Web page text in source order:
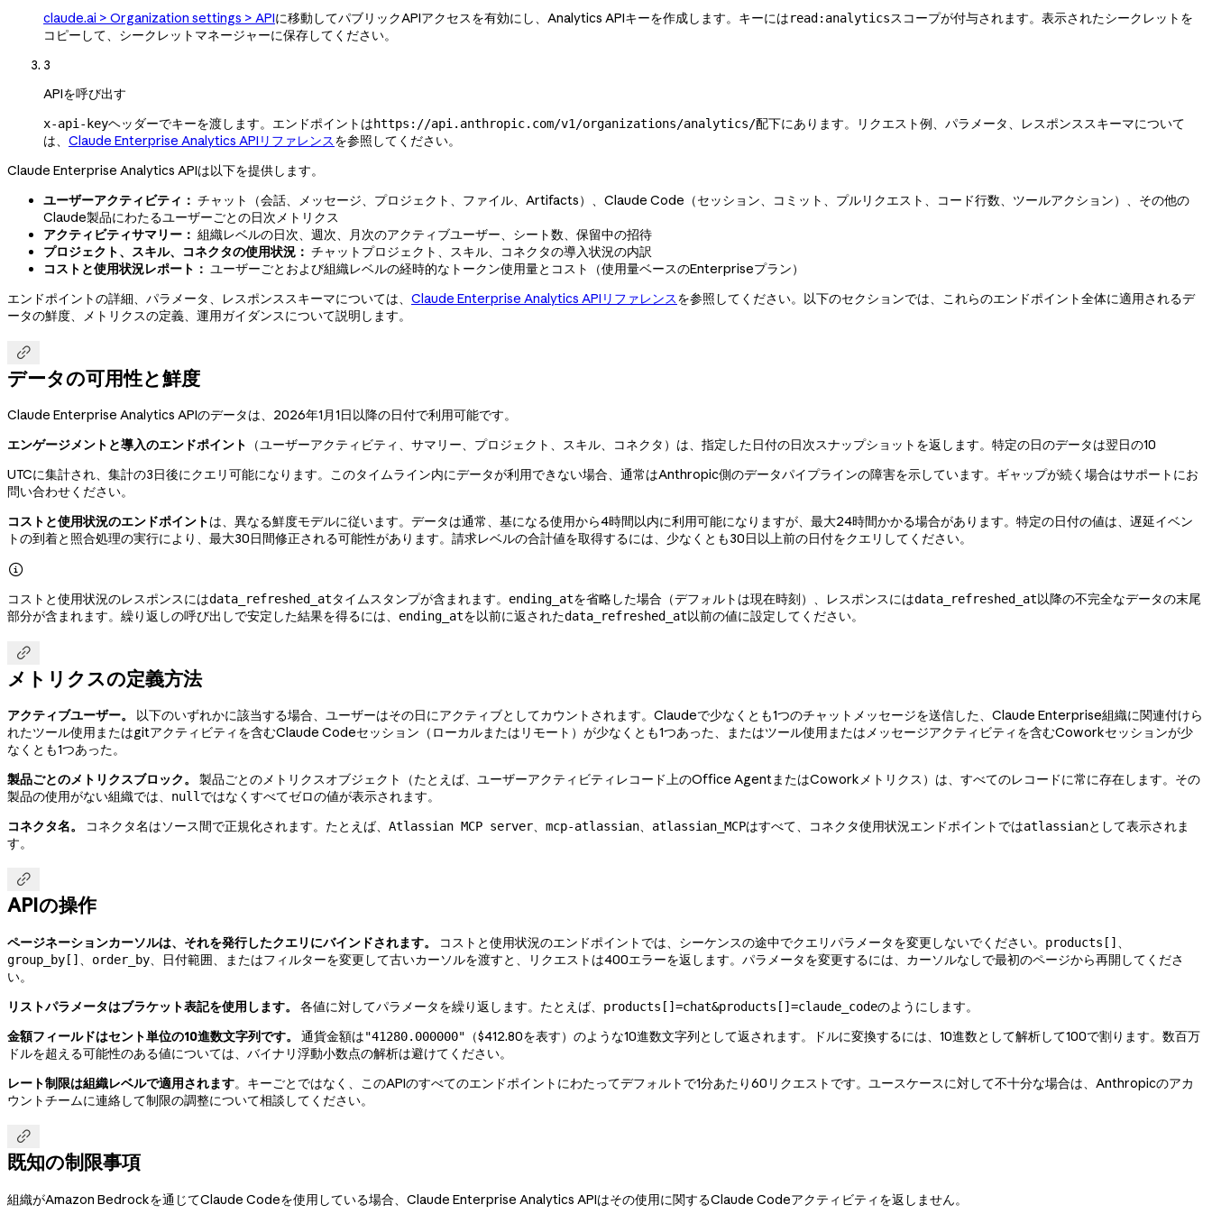
claude.ai > Organization settings > APIに移動してパブリックAPIアクセスを有効にし、Analytics APIキーを作成します。キーにはread:analyticsスコープが付与されます。表示されたシークレットを
コピーして、シークレットマネージャーに保存してください。
3
APIを呼び出す
x-api-keyヘッダーでキーを渡します。エンドポイントはhttps://api.anthropic.com/v1/organizations/analytics/配下にあります。リクエスト例、パラメータ、レスポンススキーマについて
は、 Claude Enterprise Analytics APIリファレンスを参照してください。
Claude Enterprise Analytics APIは以下を提供します。
ユーザーアクティビティ： チャット（会話、メッセージ、プロジェクト、ファイル、Artifacts）、Claude Code（セッション、コミット、プルリクエスト、コード行数、ツールアクション）、その他の
Claude製品にわたるユーザーごとの日次メトリクス
アクティビティサマリー： 組織レベルの日次、週次、月次のアクティブユーザー、シート数、保留中の招待
プロジェクト、スキル、コネクタの使用状況： チャットプロジェクト、スキル、コネクタの導入状況の内訳
コストと使用状況レポート： ユーザーごとおよび組織レベルの経時的なトークン使用量とコスト（使用量ベースのEnterpriseプラン）
エンドポイントの詳細、パラメータ、レスポンススキーマについては、 Claude Enterprise Analytics APIリファレンスを参照してください。以下のセクションでは、これらのエンドポイント全体に適用されるデ
ータの鮮度、メトリクスの定義、運用ガイダンスについて説明します。

データの可用性と鮮度
Claude Enterprise Analytics APIのデータは、2026年1月1日以降の日付で利用可能です。
エンゲージメントと導入のエンドポイント
（ユーザーアクティビティ、サマリー、プロジェクト、スキル、コネクタ）は、指定した日付の日次スナップショットを返します。特定の日のデータは翌日の10
UTCに集計され、集計の3日後にクエリ可能になります。このタイムライン内にデータが利用できない場合、通常はAnthropic側のデータパイプラインの障害を示しています。ギャップが続く場合はサポートにお
問い合わせください。
コストと使用状況のエンドポイントは、異なる鮮度モデルに従います。データは通常、基になる使用から4時間以内に利用可能になりますが、最大24時間かかる場合があります。特定の日付の値は、遅延イベン
トの到着と照合処理の実行により、最大30日間修正される可能性があります。請求レベルの合計値を取得するには、少なくとも30日以上前の日付をクエリしてください。

コストと使用状況のレスポンスにはdata_refreshed_atタイムスタンプが含まれます。 ending_atを省略した場合（デフォルトは現在時刻）、レスポンスにはdata_refreshed_at以降の不完全なデータの末尾
部分が含まれます。繰り返しの呼び出しで安定した結果を得るには、
ending_atを以前に返されたdata_refreshed_at以前の値に設定してください。

メトリクスの定義方法
アクティブユーザー。
以下のいずれかに該当する場合、ユーザーはその日にアクティブとしてカウントされます。Claudeで少なくとも1つのチャットメッセージを送信した、Claude Enterprise組織に関連付けら
れたツール使用またはgitアクティビティを含むClaude Codeセッション（ローカルまたはリモート）が少なくとも1つあった、またはツール使用またはメッセージアクティビティを含むCoworkセッションが少
なくとも1つあった。
製品ごとのメトリクスブロック。
製品ごとのメトリクスオブジェクト（たとえば、ユーザーアクティビティレコード上のOffice AgentまたはCoworkメトリクス）は、すべてのレコードに常に存在します。その
製品の使用がない組織では、
null ではなくすべてゼロの値が表示されます。
コネクタ名。
コネクタ名はソース間で正規化されます。たとえば、 Atlassian MCP server、 mcp-atlassian、 atlassian_MCPはすべて、コネクタ使用状況エンドポイントではatlassianとして表示されま
す。

APIの操作
ページネーションカーソルは、それを発行したクエリにバインドされます。 コストと使用状況のエンドポイントでは、シーケンスの途中でクエリパラメータを変更しないでください。 products[] 、
group_by[] 、 order_by、日付範囲、またはフィルターを変更して古いカーソルを渡すと、リクエストは400エラーを返します。パラメータを変更するには、カーソルなしで最初のページから再開してくださ
い。
リストパラメータはブラケット表記を使用します。
各値に対してパラメータを繰り返します。たとえば、 products[]=chat&products[]=claude_codeのようにします。
金額フィールドはセント単位の10進数文字列です。
通貨金額は"41280.000000"
（$412.80を表す）のような10進数文字列として返されます。ドルに変換するには、10進数として解析して100で割ります。数百万
ドルを超える可能性のある値については、バイナリ浮動小数点の解析は避けてください。
レート制限は組織レベルで適用されます。キーごとではなく、このAPIのすべてのエンドポイントにわたってデフォルトで1分あたり60リクエストです。ユースケースに対して不十分な場合は、Anthropicのアカ
ウントチームに連絡して制限の調整について相談してください。

既知の制限事項
組織がAmazon Bedrockを通じてClaude Codeを使用している場合、Claude Enterprise Analytics APIはその使用に関するClaude Codeアクティビティを返しません。